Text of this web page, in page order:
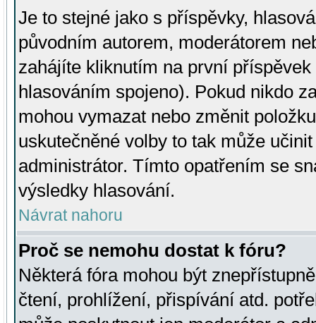
Je to stejné jako s příspěvky,
původním autorem, moderátorem
zahájíte kliknutím na první
hlasováním spojeno). Pokud nikdo
mohou vymazat nebo změnit
uskutečněné volby to tak může
administrátor. Tímto opatřením se
výsledky hlasování.
Návrat nahoru
Proč se nemohu dostat k fóru?
Některá fóra mohou být
čtení, prohlížení, přispívání atd.